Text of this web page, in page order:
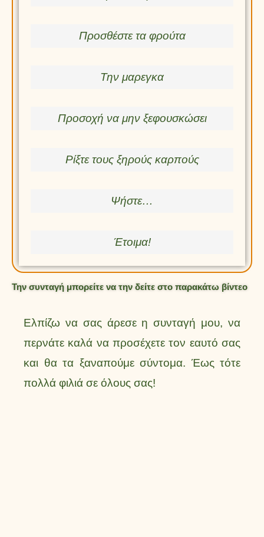
Προσθέστε τα φρούτα
Την μαρεγκα
Προσοχή να μην ξεφουσκώσει
Ρίξτε τους ξηρούς καρπούς
Ψήστε…
Έτοιμα!
Την συνταγή μπορείτε να την δείτε στο παρακάτω βίντεο
Ελπίζω να σας άρεσε η συνταγή μου, να
περνάτε καλά να προσέχετε τον εαυτό σας
και θα τα ξαναπούμε σύντομα. Έως τότε
πολλά φιλιά σε όλους σας!